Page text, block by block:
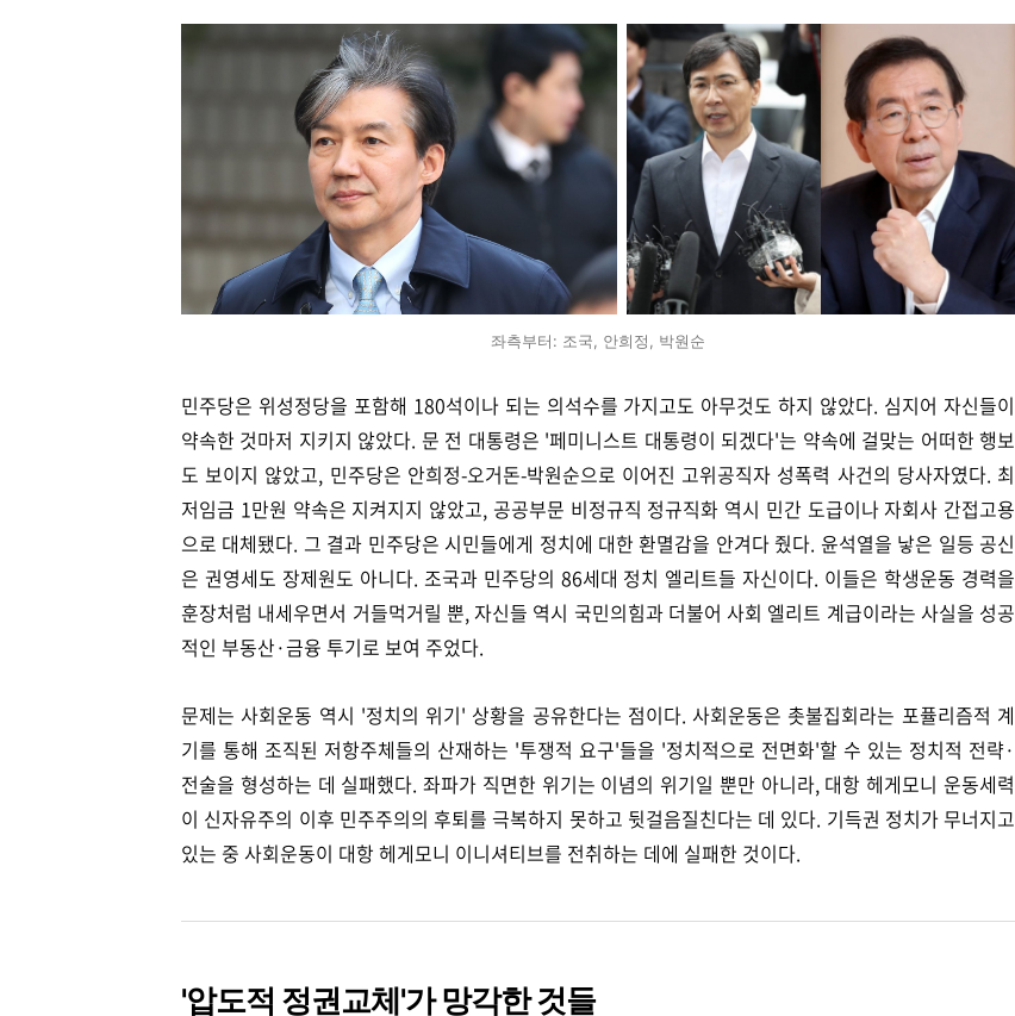
좌측부터: 조국, 안희정, 박원순
민주당은 위성정당을 포함해 180석이나 되는 의석수를 가지고도 아무것도 하지 않았다. 심지어 자신들이
약속한 것마저 지키지 않았다. 문 전 대통령은 '페미니스트 대통령이 되겠다'는 약속에 걸맞는 어떠한 행보
도 보이지 않았고, 민주당은 안희정-오거돈-박원순으로 이어진 고위공직자 성폭력 사건의 당사자였다. 최
저임금 1만원 약속은 지켜지지 않았고, 공공부문 비정규직 정규직화 역시 민간 도급이나 자회사 간접고용
으로 대체됐다. 그 결과 민주당은 시민들에게 정치에 대한 환멸감을 안겨다 줬다. 윤석열을 낳은 일등 공신
은 권영세도 장제원도 아니다. 조국과 민주당의 86세대 정치 엘리트들 자신이다. 이들은 학생운동 경력을
훈장처럼 내세우면서 거들먹거릴 뿐, 자신들 역시 국민의힘과 더불어 사회 엘리트 계급이라는 사실을 성공
적인 부동산·금융 투기로 보여 주었다.
문제는 사회운동 역시 '정치의 위기' 상황을 공유한다는 점이다. 사회운동은 촛불집회라는 포퓰리즘적 계
기를 통해 조직된 저항주체들의 산재하는 '투쟁적 요구'들을 '정치적으로 전면화'할 수 있는 정치적 전략·
전술을 형성하는 데 실패했다. 좌파가 직면한 위기는 이념의 위기일 뿐만 아니라, 대항 헤게모니 운동세력
이 신자유주의 이후 민주주의의 후퇴를 극복하지 못하고 뒷걸음질친다는 데 있다. 기득권 정치가 무너지고
있는 중 사회운동이 대항 헤게모니 이니셔티브를 전취하는 데에 실패한 것이다.
'압도적 정권교체'가 망각한 것들